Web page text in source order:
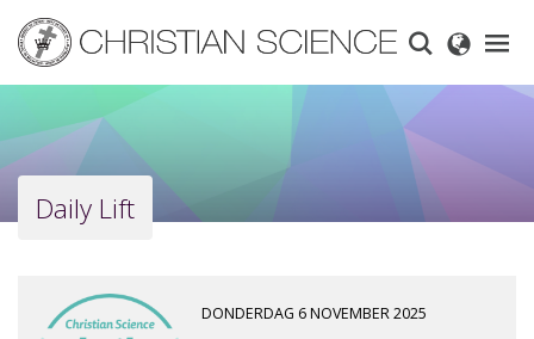
main
content
Daily Lift
DONDERDAG 6 NOVEMBER 2025